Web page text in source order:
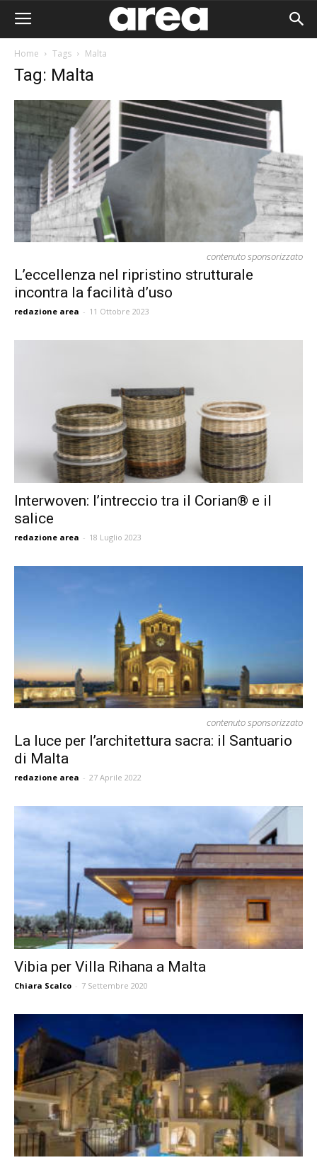
Home Tags Malta
Tag: Malta
contenuto sponsorizzato
L’eccellenza nel ripristino strutturale
incontra la facilità d’uso
redazione area - 11 Ottobre 2023
Interwoven: l’intreccio tra il Corian® e il
salice
redazione area - 18 Luglio 2023
contenuto sponsorizzato
La luce per l’architettura sacra: il Santuario
di Malta
redazione area - 27 Aprile 2022
Vibia per Villa Rihana a Malta
Chiara Scalco - 7 Settembre 2020